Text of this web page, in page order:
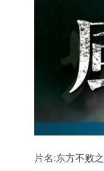
片名:东方不败